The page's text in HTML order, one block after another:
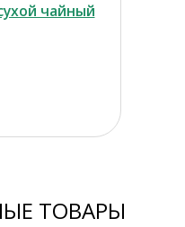
чайный
ТОВАРЫ